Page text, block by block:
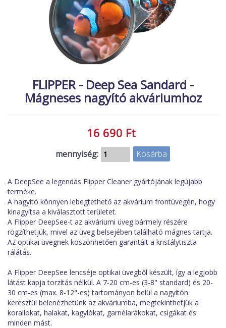
új élőlények
MACSKA
ÉLŐ ÉDESVÍZI
ÉLŐ TENGERI
NÖVÉNYEK
EGYÉB
FLIPPER - Deep Sea Sandard -
Mágneses nagyító akváriumhoz
16 690 Ft
mennyiség:
A DeepSee a legendás Flipper Cleaner gyártójának legújabb
terméke.
A nagyító könnyen lebegtethető az akvárium frontüvegén, hogy
kinagyítsa a kiválasztott területet.
A Flipper DeepSee-t az akváriumi üveg bármely részére
rögzíthetjük, mivel az üveg belsejében található mágnes tartja.
Az optikai üvegnek köszönhetően garantált a kristálytiszta
rálátás.
A Flipper DeepSee lencséje optikai üvegből készült, így a legjobb
látást kapja torzítás nélkül. A 7-20 cm-es (3-8" standard) és 20-
30 cm-es (max. 8-12"-es) tartományon belül a nagyítón
keresztül belenézhetünk az akváriumba, megtekinthetjük a
korallokat, halakat, kagylókat, garnélarákokat, csigákat és
minden mást.